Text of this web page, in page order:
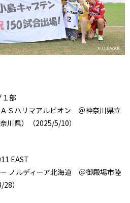
部
Ｓハリマアルビオン ＠神奈川県立
川県）（2025/5/10）
EAST
ノルディーア北海道 ＠御殿場市陸
）